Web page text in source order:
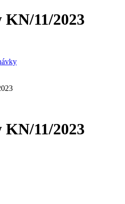
11/2023
11/2023